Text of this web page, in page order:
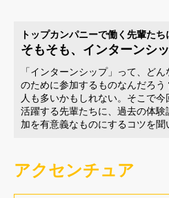
トップカンパニーで働く先輩たち
そもそも、インターンシ
「インターンシップ」って、ど
のために参加するものなんだろ
人も多いかもしれない。そこで
活躍する先輩たちに、過去の体
加を有意義なものにするコツを聞
アクセンチュア